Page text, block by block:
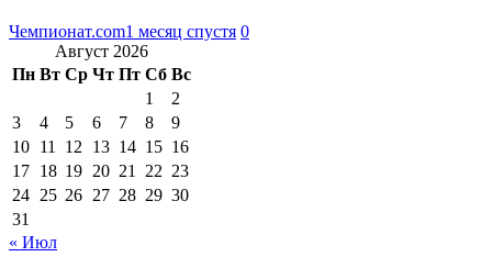
Чемпионат.com1 месяц спустя 0
Август 2026
Пн Вт Ср Чт Пт Сб Вс
1
2
3
4 5 6 7 8
9
10 11 12 13 14 15 16
17 18 19 20 21 22 23
24 25 26 27 28 29 30
31
« Июл